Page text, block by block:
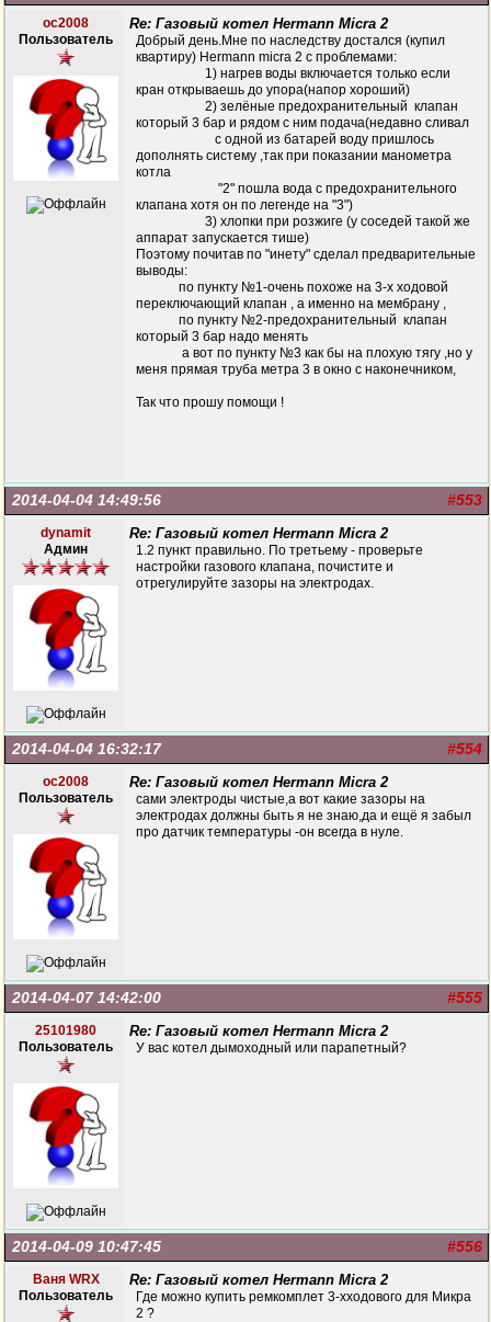
oc2008
Пользователь
Re: Газовый котел Hermann Micra 2
Добрый день.Мне по наследству достался (купил
квартиру) Hermann micra 2 с проблемами:
1) нагрев воды включается только если
кран открываешь до упора(напор хороший)
2) зелёные предохранительный клапан
который 3 бар и рядом с ним подача(недавно сливал
с одной из батарей воду пришлось
дополнять систему ,так при показании манометра
котла
"2" пошла вода с предохранительного
клапана хотя он по легенде на "3")
3) хлопки при розжиге (у соседей такой же
аппарат запускается тише)
Поэтому почитав по "инету" сделал предварительные
выводы:
по пункту №1-очень похоже на 3-х ходовой
переключающий клапан , а именно на мембрану ,
по пункту №2-предохранительный клапан
который 3 бар надо менять
а вот по пункту №3 как бы на плохую тягу ,но у
меня прямая труба метра 3 в окно с наконечником,
Так что прошу помощи !
#553
2014-04-04 14:49:56
dynamit
Админ
Re: Газовый котел Hermann Micra 2
1.2 пункт правильно. По третьему - проверьте
настройки газового клапана, почистите и
отрегулируйте зазоры на электродах.
#554
2014-04-04 16:32:17
oc2008
Пользователь
Re: Газовый котел Hermann Micra 2
сами электроды чистые,а вот какие зазоры на
электродах должны быть я не знаю,да и ещё я забыл
про датчик температуры -он всегда в нуле.
#555
2014-04-07 14:42:00
25101980
Пользователь
Re: Газовый котел Hermann Micra 2
У вас котел дымоходный или парапетный?
#556
2014-04-09 10:47:45
Ваня WRX
Пользователь
Re: Газовый котел Hermann Micra 2
Где можно купить ремкомплет 3-хходового для Микра
2 ?